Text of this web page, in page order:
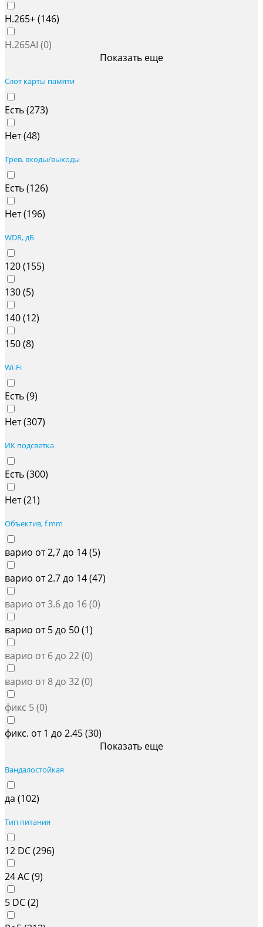
H.265+ (146)
H.265AI (0)
Показать еще
Слот карты памяти
Есть (273)
Нет (48)
Трев. входы/выходы
Есть (126)
Нет (196)
WDR, дБ
120 (155)
130 (5)
140 (12)
150 (8)
Wi-Fi
Есть (9)
Нет (307)
ИК подсветка
Есть (300)
Нет (21)
Объектив, f mm
варио от 2,7 до 14 (5)
варио от 2.7 до 14 (47)
варио от 3.6 до 16 (0)
варио от 5 до 50 (1)
варио от 6 до 22 (0)
варио от 8 до 32 (0)
фикс 5 (0)
фикс. от 1 до 2.45 (30)
Показать еще
Вандалостойкая
да (102)
Тип питания
12 DC (296)
24 AC (9)
5 DC (2)